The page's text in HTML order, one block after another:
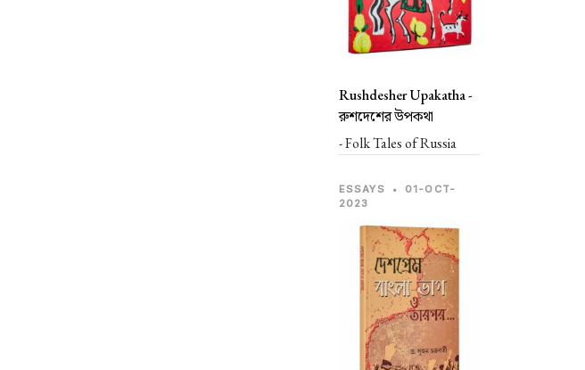
Rushdesher Upakatha -
রুশদেশের উপকথা
- Folk Tales of Russia
ESSAYS •
01-OCT-
2023